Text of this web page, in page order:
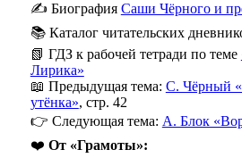
✍️ Биография Саши Чёрного и
📚 Каталог читательских
📗 ГДЗ к рабочей тетради по теме
Лирика»
📖 Предыдущая тема: С. Чёрный
утёнка», стр. 42
👉 Следующая тема: А. Блок
❤️ От «Грамоты»: